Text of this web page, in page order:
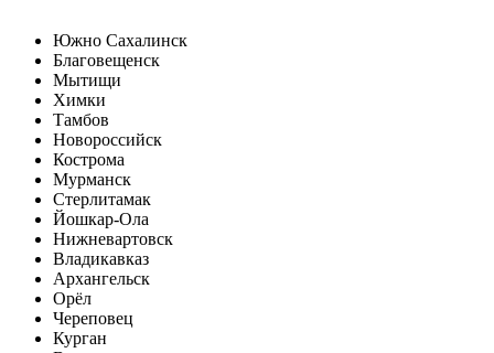
Южно Сахалинск
Благовещенск
Мытищи
Химки
Тамбов
Новороссийск
Кострома
Мурманск
Стерлитамак
Йошкар-Ола
Нижневартовск
Владикавказ
Архангельск
Орёл
Череповец
Курган